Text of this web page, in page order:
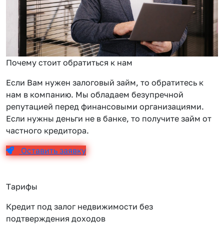
Почему стоит обратиться к нам
Если Вам нужен залоговый займ, то обратитесь к
нам в компанию. Мы обладаем безупречной
репутацией перед финансовыми организациями.
Если нужны деньги не в банке, то получите займ от
частного кредитора.
Оставить заявку
Тарифы
Кредит под залог недвижимости без
подтверждения доходов